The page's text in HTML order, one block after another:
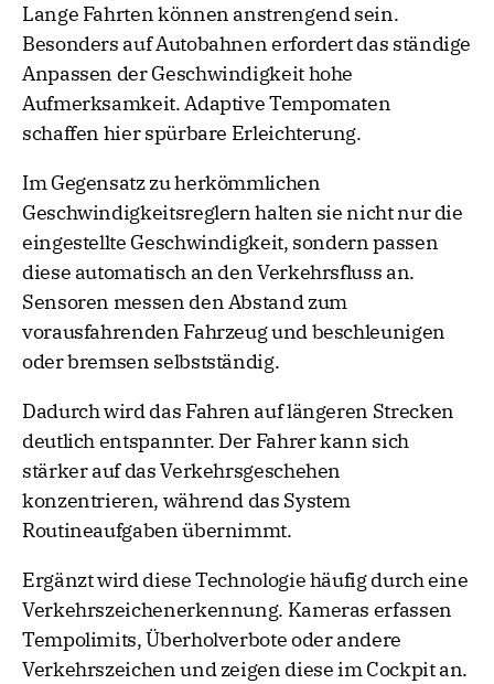
Lange Fahrten können anstrengend sein.
Besonders auf Autobahnen erfordert das ständige
Anpassen der Geschwindigkeit hohe
Aufmerksamkeit. Adaptive Tempomaten
schaffen hier spürbare Erleichterung.
Im Gegensatz zu herkömmlichen
Geschwindigkeitsreglern halten sie nicht nur die
eingestellte Geschwindigkeit, sondern passen
diese automatisch an den Verkehrsfluss an.
Sensoren messen den Abstand zum
vorausfahrenden Fahrzeug und beschleunigen
oder bremsen selbstständig.
Dadurch wird das Fahren auf längeren Strecken
deutlich entspannter. Der Fahrer kann sich
stärker auf das Verkehrsgeschehen
konzentrieren, während das System
Routineaufgaben übernimmt.
Ergänzt wird diese Technologie häufig durch eine
Verkehrszeichenerkennung. Kameras erfassen
Tempolimits, Überholverbote oder andere
Verkehrszeichen und zeigen diese im Cockpit an.